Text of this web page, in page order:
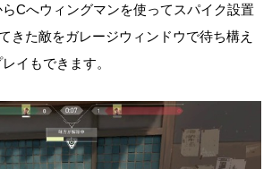
Cへウィングマンを使ってスパイク設置
きた敵をガレージウィンドウで待ち構え
イもできます。